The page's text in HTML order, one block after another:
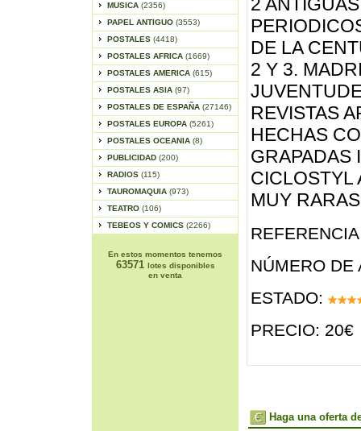
MUSICA (2356)
PAPEL ANTIGUO (3553)
POSTALES (4418)
POSTALES AFRICA (1669)
POSTALES AMERICA (615)
POSTALES ASIA (97)
POSTALES DE ESPAÑA (27146)
POSTALES EUROPA (5261)
POSTALES OCEANIA (8)
PUBLICIDAD (200)
RADIOS (115)
TAUROMAQUIA (973)
TEATRO (106)
TEBEOS Y COMICS (2266)
En estos momentos tenemos
63571 lotes disponibles
en venta
DE LA
2 Y 3.
REVISTAS
HECHAS
GRAPADAS
CICLOSTYL
MUY
NÚMERO DE
ESTADO:
PRECIO: 20€
Haga una oferta